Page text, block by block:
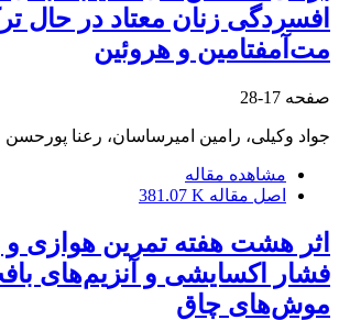
افسردگی زنان معتاد در حال
مت‌آمفتامین و هروئین
صفحه 17-28
جواد وکیلی، رامین امیرساسان، رعنا پورحسن
مشاهده مقاله
اصل مقاله 381.07 K
اثر هشت هفته تمرین هوازی و
فشار اکسایشی و آنزیم‌های
موش‌های چاق